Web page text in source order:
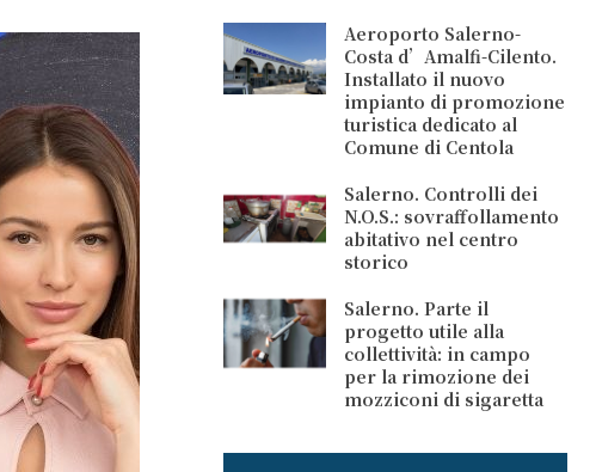
Aeroporto Salerno-
Costa d’Amalfi-Cilento.
Installato il nuovo
impianto di promozione
turistica dedicato al
Comune di Centola
Salerno. Controlli dei
N.O.S.: sovraffollamento
abitativo nel centro
storico
Salerno. Parte il
progetto utile alla
collettività: in campo
per la rimozione dei
mozziconi di sigaretta